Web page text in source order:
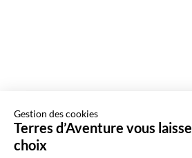
Gestion des cookies
Terres d’Aventure vous
choix